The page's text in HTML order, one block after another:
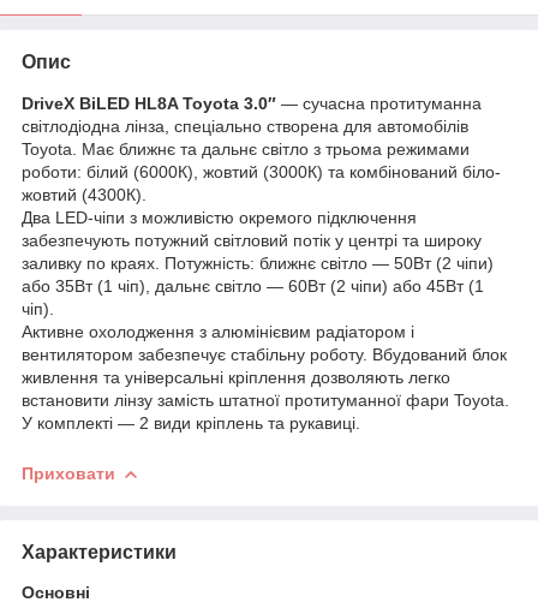
Опис
DriveX BiLED HL8A Toyota 3.0″ — сучасна протитуманна
світлодіодна лінза, спеціально створена для автомобілів
Toyota. Має ближнє та дальнє світло з трьома режимами
роботи: білий (6000К), жовтий (3000К) та комбінований біло-
жовтий (4300К).
Два LED-чіпи з можливістю окремого підключення
забезпечують потужний світловий потік у центрі та широку
заливку по краях. Потужність: ближнє світло — 50Вт (2 чіпи)
або 35Вт (1 чіп), дальнє світло — 60Вт (2 чіпи) або 45Вт (1
чіп).
Активне охолодження з алюмінієвим радіатором і
вентилятором забезпечує стабільну роботу. Вбудований блок
живлення та універсальні кріплення дозволяють легко
встановити лінзу замість штатної протитуманної фари Toyota.
У комплекті — 2 види кріплень та рукавиці.
Приховати
Характеристики
Основні